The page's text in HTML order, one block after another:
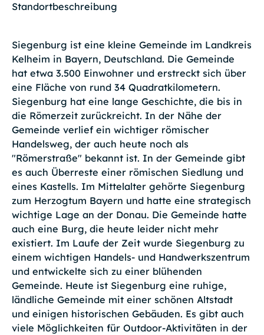
Standortbeschreibung
Siegenburg ist eine kleine Gemeinde im Landkreis
Kelheim in Bayern, Deutschland. Die Gemeinde
hat etwa 3.500 Einwohner und erstreckt sich über
eine Fläche von rund 34 Quadratkilometern.
Siegenburg hat eine lange Geschichte, die bis in
die Römerzeit zurückreicht. In der Nähe der
Gemeinde verlief ein wichtiger römischer
Handelsweg, der auch heute noch als
"Römerstraße" bekannt ist. In der Gemeinde gibt
es auch Überreste einer römischen Siedlung und
eines Kastells. Im Mittelalter gehörte Siegenburg
zum Herzogtum Bayern und hatte eine strategisch
wichtige Lage an der Donau. Die Gemeinde hatte
auch eine Burg, die heute leider nicht mehr
existiert. Im Laufe der Zeit wurde Siegenburg zu
einem wichtigen Handels- und Handwerkszentrum
und entwickelte sich zu einer blühenden
Gemeinde. Heute ist Siegenburg eine ruhige,
ländliche Gemeinde mit einer schönen Altstadt
und einigen historischen Gebäuden. Es gibt auch
viele Möglichkeiten für Outdoor-Aktivitäten in der